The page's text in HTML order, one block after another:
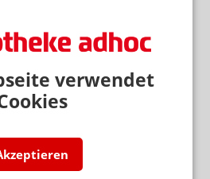
verwendet
SOLLEN EPA
Zu viel Datenschutz im
IN DER CORONAKRISE
Mehr Digitalisierung
GESUNDHEIT
zur Digitalisierung